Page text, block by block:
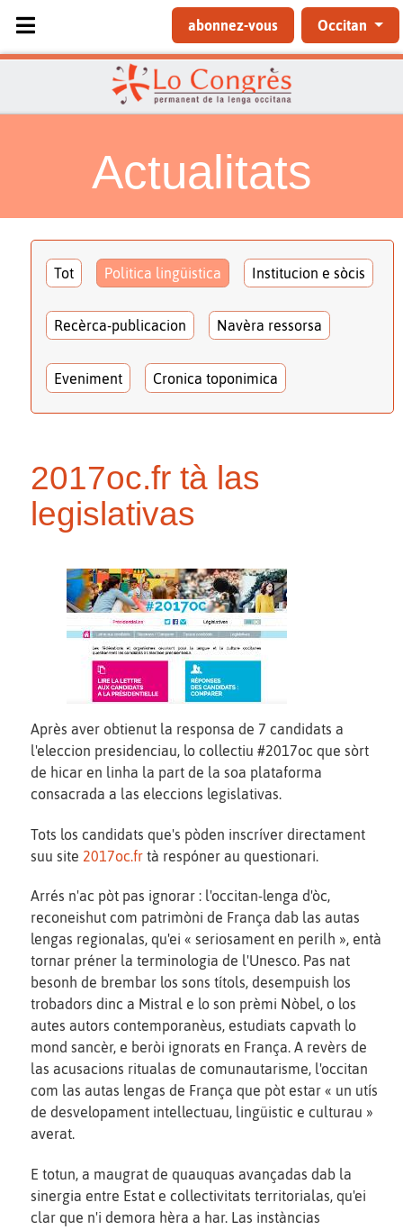
Sélectionnez votre langue
abonnez-vous Occitan
Actualitats
Tot Politica lingüistica Institucion e sòcis
Recèrca-publicacion Navèra ressorsa
Eveniment Cronica toponimica
2017oc.fr tà las
legislativas
Après aver obtienut la responsa de 7 candidats a
l'eleccion presidenciau, lo collectiu #2017oc que sòrt
de hicar en linha la part de la soa plataforma
consacrada a las eleccions legislativas.
Tots los candidats que's pòden inscríver directament
suu site 2017oc.fr tà respóner au questionari.
Arrés n'ac pòt pas ignorar : l'occitan-lenga d'òc,
reconeishut com patrimòni de França dab las autas
lengas regionalas, qu'ei « seriosament en perilh », entà
tornar préner la terminologia de l'Unesco. Pas nat
besonh de brembar los sons títols, desempuish los
trobadors dinc a Mistral e lo son prèmi Nòbel, o los
autes autors contemporanèus, estudiats capvath lo
mond sancèr, e beròi ignorats en França. A revèrs de
las acusacions ritualas de comunautarisme, l'occitan
com las autas lengas de França que pòt estar « un utís
de desvelopament intellectuau, lingüistic e culturau »
averat.
E totun, a maugrat de quauquas avançadas dab la
sinergia entre Estat e collectivitats territorialas, qu'ei
clar que n'i demora hèra a har. Las instàncias